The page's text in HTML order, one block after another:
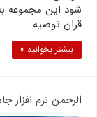
شود این مجموعه
قران توصیه …
بیشتر بخوانید »
الرحمن نرم افزار